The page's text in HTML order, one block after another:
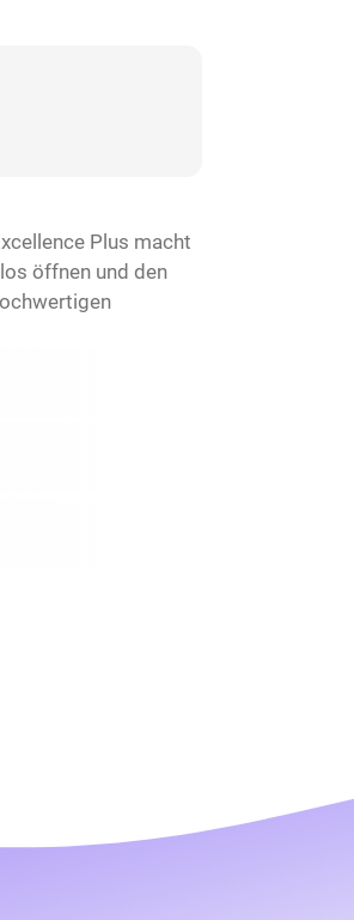
Plus macht
öffnen und den